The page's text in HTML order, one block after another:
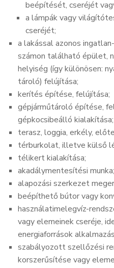
beépítését, cseréjét
a lámpák vagy
cseréjét;
a lakással azonos
számon található épület,
helyiség (így különösen:
tároló) felújítása;
kerítés építése, felújítása;
gépjárműtároló építése,
gépkocsibeálló kialakítása;
terasz, loggia, erkély,
térburkolat, illetve külső
télikert kialakítása;
akadálymentesítési munka;
alapozási szerkezet
beépíthető bútor vagy
használatimelegvíz-
vagy elemeinek cseréje,
energiaforrások
szabályozott szellőzési
korszerűsítése vagy